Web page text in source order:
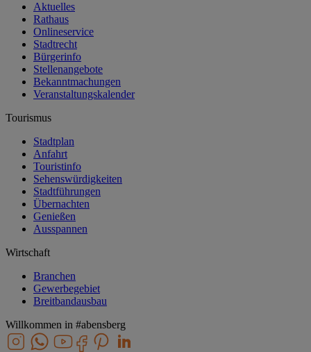
Aktuelles
Rathaus
Onlineservice
Stadtrecht
Bürgerinfo
Stellenangebote
Bekanntmachungen
Veranstaltungskalender
Tourismus
Stadtplan
Anfahrt
Touristinfo
Sehenswürdigkeiten
Stadtführungen
Übernachten
Genießen
Ausspannen
Wirtschaft
Branchen
Gewerbegebiet
Breitbandausbau
Willkommen in #abensberg